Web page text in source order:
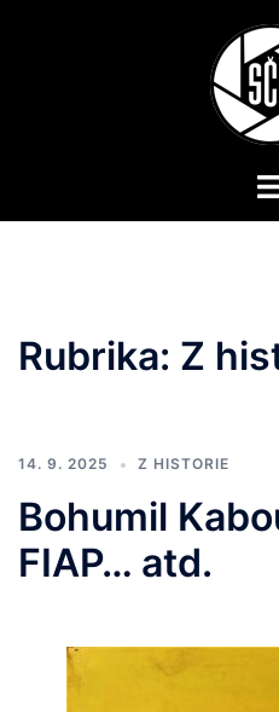
Rubrika: Z
14. 9. 2025 Z HISTORIE
Bohumil
FIAP… atd.